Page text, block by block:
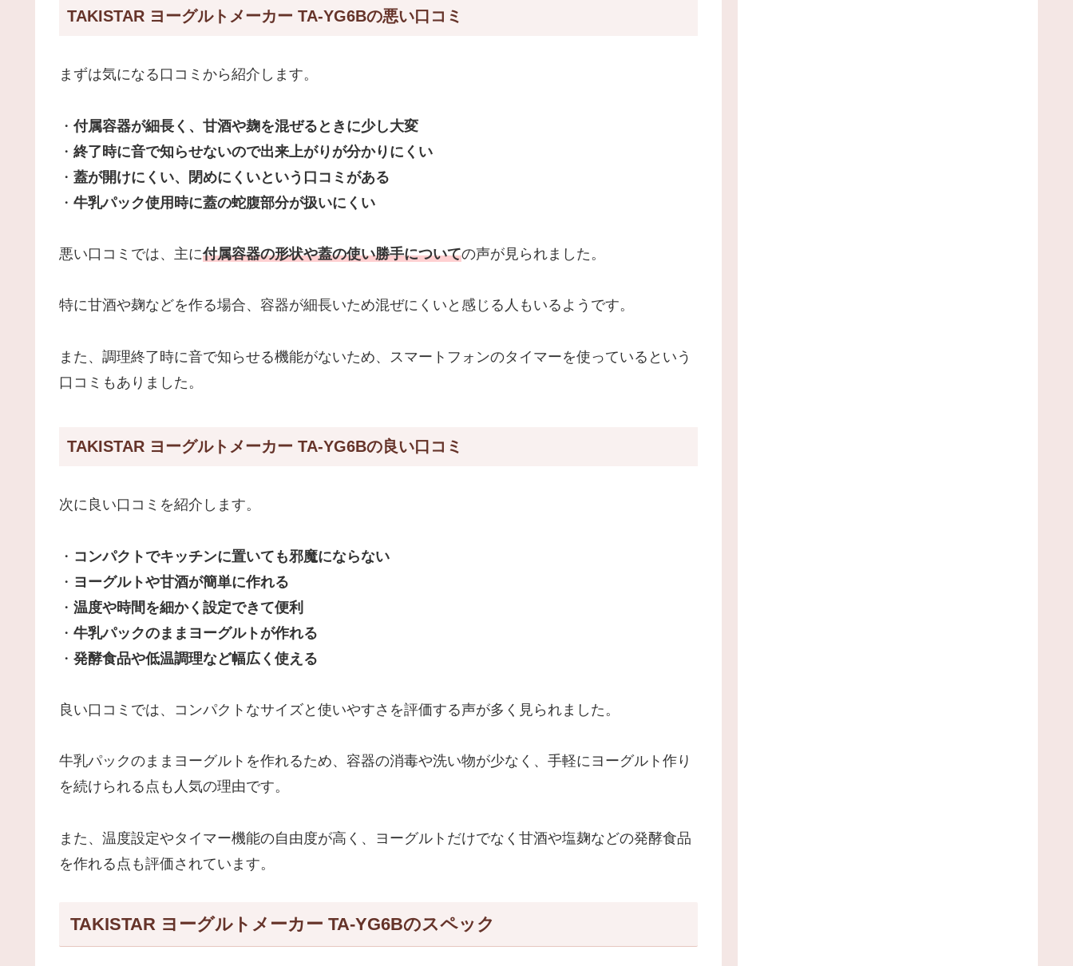
TAKISTAR ヨーグルトメーカー TA-YG6Bの悪い口コミ
まずは気になる口コミから紹介します。
・付属容器が細長く、甘酒や麹を混ぜるときに少し大変
・ 終了時に音で知らせないので出来上がりが分かりにくい
・ 蓋が開けにくい、閉めにくいという口コミがある
・ 牛乳パック使用時に蓋の蛇腹部分が扱いにくい
悪い口コミでは、主に付属容器の形状や蓋の使い勝手についての声が見られました。
特に甘酒や麹などを作る場合、容器が細長いため混ぜにくいと感じる人もいるようです。
また、調理終了時に音で知らせる機能がないため、スマートフォンのタイマーを使っているという
口コミもありました。
TAKISTAR ヨーグルトメーカー TA-YG6Bの良い口コミ
次に良い口コミを紹介します。
・ コンパクトでキッチンに置いても邪魔にならない
・ ヨーグルトや甘酒が簡単に作れる
・ 温度や時間を細かく設定できて便利
・ 牛乳パックのままヨーグルトが作れる
・ 発酵食品や低温調理など幅広く使える
良い口コミでは、コンパクトなサイズと使いやすさを評価する声が多く見られました。
牛乳パックのままヨーグルトを作れるため、容器の消毒や洗い物が少なく、手軽にヨーグルト作り
を続けられる点も人気の理由です。
また、温度設定やタイマー機能の自由度が高く、ヨーグルトだけでなく甘酒や塩麹などの発酵食品
を作れる点も評価されています。
TAKISTAR ヨーグルトメーカー TA-YG6Bのスペック